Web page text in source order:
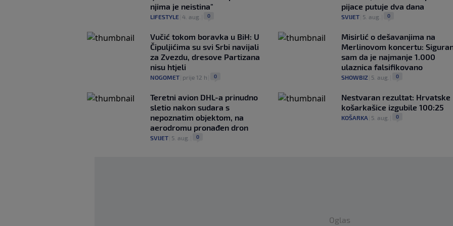
njima je neistina"
LIFESTYLE 4. aug. 0
pijace putuje dva dana
SVIJET| 5. aug. 0
Vučić tokom boravka u BiH: U
Čipuljićima su svi Srbi navijali
za Zvezdu, dresove Partizana
nisu htjeli
NOGOMET prije 12 h 0
Misirlić o dešavanjima na
Merlinovom koncertu:
sam da je najmanje 1.000
ulaznica falsifikovano
SHOWBIZ| 5. aug. 0
Teretni avion DHL-a prinudno
sletio nakon sudara s
nepoznatim objektom, na
aerodromu pronađen dron
SVIJET 5. aug. 0
Nestvaran rezultat: Hrvatske
košarkašice izgubile 100:25
KOŠARKA 5. aug. 0
Oglas